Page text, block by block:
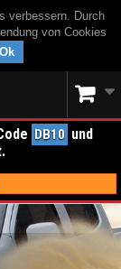
verbessern. Durch
von Cookies
Ok
DB10 und